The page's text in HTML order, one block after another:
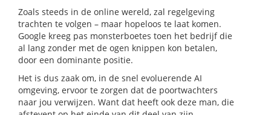
Zoals steeds in de online wereld, zal regelgeving
trachten te volgen – maar hopeloos te laat komen.
Google kreeg pas monsterboetes toen het bedrijf die
al lang zonder met de ogen knippen kon betalen,
door een dominante positie.
Het is dus zaak om, in de snel evoluerende AI
omgeving, ervoor te zorgen dat de poortwachters
naar jou verwijzen. Want dat heeft ook deze man, die